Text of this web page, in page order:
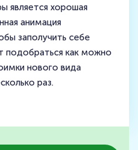
является хорошая
анимация
заполучить себе
подобраться как можно
нового вида
раз.